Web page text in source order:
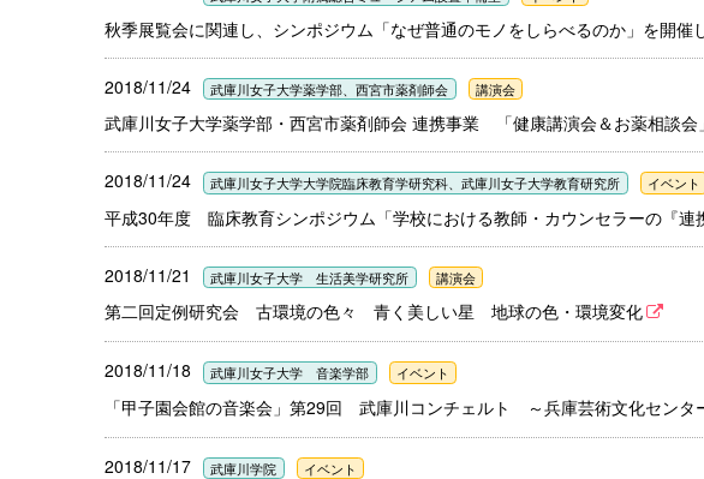
秋季展覧会に関連し、シンポジウム「なぜ普通のモノをしらべるのか」を開催
2018/11/24 武庫川女子大学薬学部、西宮市薬剤師会 講演会
武庫川女子大学薬学部・西宮市薬剤師会 連携事業 「健康講演会＆お薬相談会
2018/11/24 武庫川女子大学大学院臨床教育学研究科、武庫川女子大学教育研究所 イベント
平成30年度 臨床教育シンポジウム「学校における教師・カウンセラーの『連
2018/11/21 武庫川女子大学 生活美学研究所 講演会
第二回定例研究会 古環境の色々 青く美しい星 地球の色・環境変化
2018/11/18 武庫川女子大学 音楽学部 イベント
「甲子園会館の音楽会」第29回 武庫川コンチェルト ～兵庫芸術文化セン
2018/11/17 武庫川学院 イベント